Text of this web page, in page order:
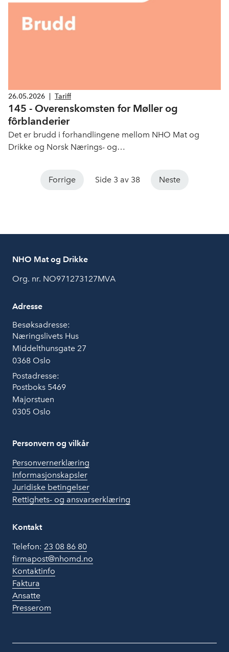
26.05.2026 Tariff
145 - Overenskomsten for Møller og
fôrblanderier
Det er brudd i forhandlingene mellom NHO Mat og
Drikke og Norsk Nærings- og
Forrige
Side 3 av 38 Neste
NHO Mat og Drikke
Org. nr. NO971273127MVA
Adresse
Besøksadresse:
Næringslivets Hus
Middelthunsgate 27
0368 Oslo
Postadresse:
Postboks 5469
Majorstuen
0305 Oslo
Personvern og vilkår
Personvernerklæring
Informasjonskapsler
Juridiske betingelser
Rettighets- og ansvarserklæring
Kontakt
Telefon: 23 08 86 80
firmapost@nhomd.no
Kontaktinfo
Faktura
Ansatte
Presserom